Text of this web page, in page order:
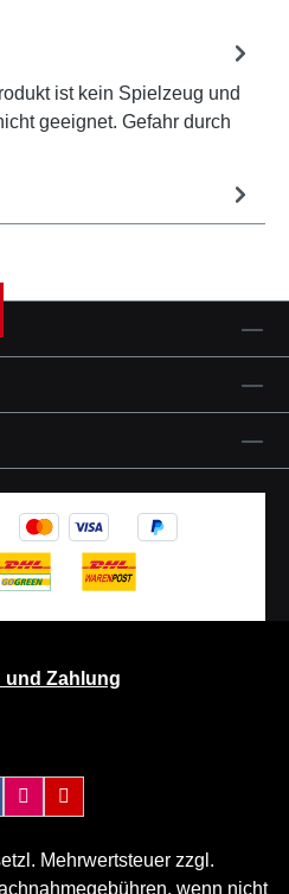
ist kein Spielzeug und
geeignet. Gefahr durch
und Zahlung
Mehrwertsteuer zzgl.
wenn nicht